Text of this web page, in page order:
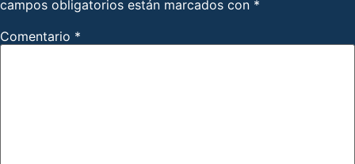
campos obligatorios están marcados con *
Comentario *